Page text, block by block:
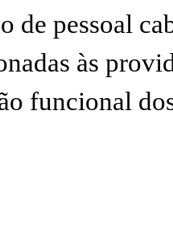
pessoal
às
funcional